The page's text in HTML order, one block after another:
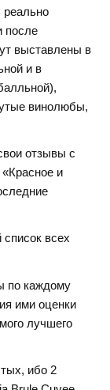
реально
после
выставлены в
и в
винолюбы,
отзывы с
и
всех
по каждому
ими оценки
лучшего
ибо 2